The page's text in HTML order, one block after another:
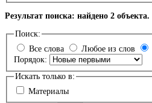
Результат поиска: найдено 2 объекта.
Поиск:
Все слова
Любое из слов
Порядок:
Искать только в:
Материалы